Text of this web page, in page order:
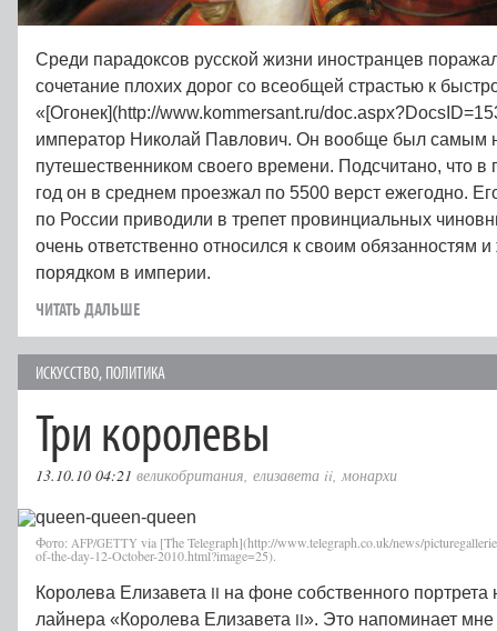
Среди парадоксов русской жизни иностранцев
сочетание плохих дорог со всеобщей страстью к
«[Огонек](http://www.kommersant.ru/
император Николай Павлович. Он вообще был самым
путешественником своего времени. Подсчитано, что в
год он в среднем проезжал по 5500 верст ежегодно.
по России приводили в трепет провинциальных
очень ответственно относился к своим обязанностям
порядком в империи.
ЧИТАТЬ ДАЛЬШЕ
ИСКУССТВО, ПОЛИТИКА
Три королевы
13.10.10 04:21 великобритания, елизавета ii,монархи
Фото: AFP/GETTY via [The Telegraph](http://www.telegraph.co.uk/news/
of-the-day-12-October-2010.html?image=25).
Королева Елизавета II на фоне собственного портрета
лайнера «Королева Елизавета II». Это напоминает